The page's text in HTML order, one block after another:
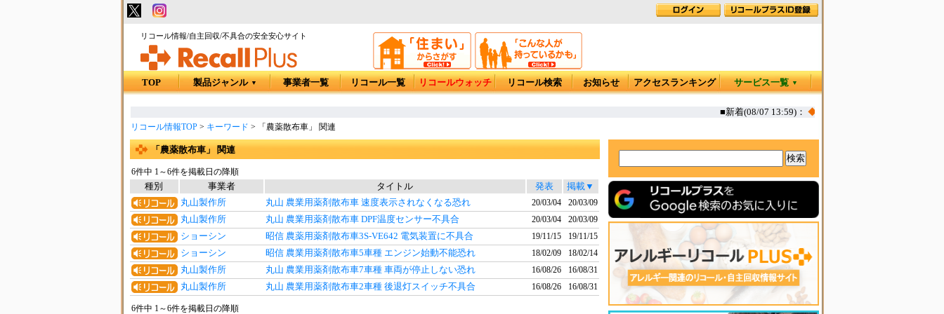
リコール情報/自主回収/不具合の安全安心サイト
TOP 製品ジャンル ▼ 事業者一覧 リコール一覧 リコールウォッチ リコール検索 お知らせ アクセスランキング サービス一覧 ▼
■新着(08/07 13:59)：◆カヤック オタリア360T 一部生
リコール情報TOP> キーワード > 「農薬散布車」 関連
「農薬散布車」 関連
6件中 1～6件を掲載日の降順
種別 事業者 タイトル 発表
掲載▼
丸山製作所
丸山 農業用薬剤散布車 速度表示されなくなる恐れ 20/03/04 20/03/09
丸山製作所 丸山 農業用薬剤散布車 DPF温度センサー不具合 20/03/04 20/03/09
ショーシン 昭信 農薬用薬剤散布車3S-VE642 電気装置に不具合 19/11/15 19/11/15
ショーシン 昭信 農業用薬剤散布車5車種 エンジン始動不能恐れ 18/02/09 18/02/14
丸山製作所 丸山 農業用薬剤散布車7車種 車両が停止しない恐れ 16/08/26 16/08/31
丸山製作所 丸山 農業用薬剤散布車2車種 後退灯スイッチ不具合 16/08/26 16/08/31
6件中 1～6件を掲載日の降順